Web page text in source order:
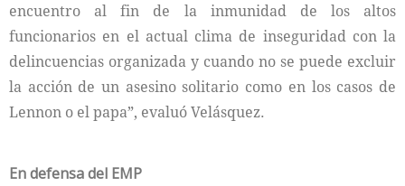
encuentro al fin de la inmunidad de los altos
funcionarios en el actual clima de inseguridad con la
delincuencias organizada y cuando no se puede excluir
la acción de un asesino solitario como en los casos de
Lennon o el papa”, evaluó Velásquez.
En defensa del EMP